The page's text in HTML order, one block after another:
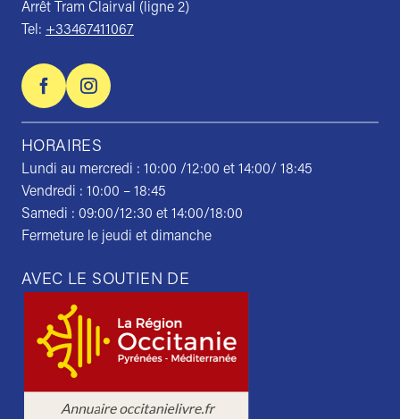
Arrêt Tram Clairval (ligne 2)
Tel: +33467411067
HORAIRES
Lundi au mercredi : 10:00 /12:00 et 14:00/ 18:45
Vendredi : 10:00 – 18:45
Samedi : 09:00/12:30 et 14:00/18:00
Fermeture le jeudi et dimanche
AVEC LE SOUTIEN DE